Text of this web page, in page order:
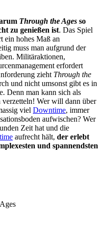
Through the Ages so
zu genießen ist. Das Spiel
ein hohes Maß an
muss man aufgrund der
Militäraktionen,
erfordert
zieht Through the
und nicht umsonst gibt es in
Denn man kann sich als
Wer will dann über
viel Downtime, immer
aufwischen? Wer
Zeit hat und die
aufrecht hält, der erlebt
und spannendsten